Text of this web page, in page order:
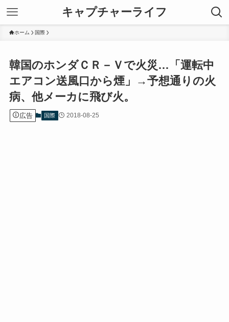
キャプチャーライフ
ホーム 国際
韓国のホンダＣＲ－Ｖで火災…「運転中
エアコン送風口から煙」→予想通りの火
病、他メーカに飛び火。
広告 国際 2018-08-25